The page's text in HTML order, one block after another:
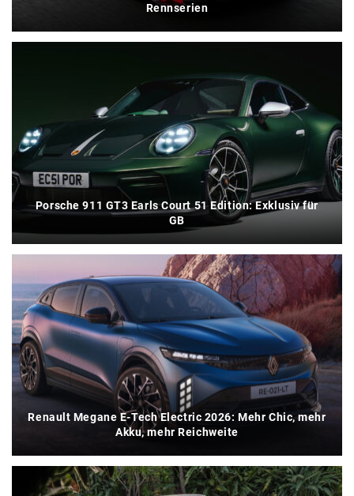
Rennserien
Porsche 911 GT3 Earls Court 51 Edition: Exklusiv für
GB
Renault Megane E-Tech Electric 2026: Mehr Chic, mehr
Akku, mehr Reichweite